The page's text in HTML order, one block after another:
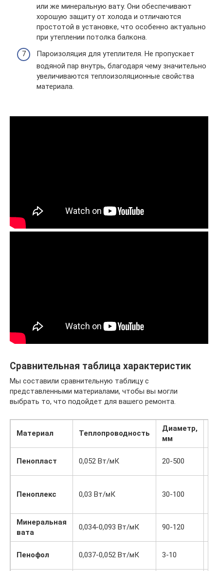
или же минеральную вату. Они обеспечивают
хорошую защиту от холода и отличаются
простотой в установке, что особенно актуально
при утеплении потолка балкона.
Пароизоляция для утеплителя. Не пропускает
водяной пар внутрь, благодаря чему значительно
увеличиваются теплоизоляционные свойства
материала.
Сравнительная таблица характеристик
Мы составили сравнительную таблицу с
представленными материалами, чтобы вы могли
выбрать то, что подойдет для вашего ремонта.
Материал Теплопроводность
Диаметр,
мм
Пенопласт 0,052 Вт/мК 20-500
Пеноплекс 0,03 Вт/мК 30-100
Минеральная
вата
0,034-0,093 Вт/мК 90-120
Пенофол 0,037-0,052 Вт/мК 3-10